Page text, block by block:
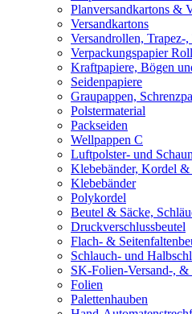
Planversandkartons &
Versandkartons
Versandrollen, Trapez-
Verpackungspapier
Kraftpapiere, Bögen
Seidenpapiere
Graupappen,
Polstermaterial
Packseiden
Wellpappen C
Luftpolster- und
Klebebänder, Kordel &
Klebebänder
Polykordel
Beutel & Säcke,
Druckverschlussbeutel
Flach- &
Schlauch- und
SK-Folien-Versand-, &
Folien
Palettenhauben